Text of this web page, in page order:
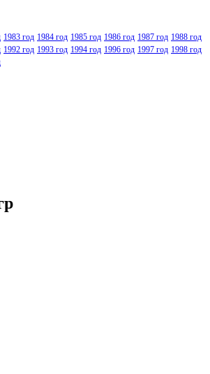
1983 год 1984 год 1985 год 1986 год 1987 год 1988 год
1992 год 1993 год 1994 год 1996 год 1997 год 1998 год